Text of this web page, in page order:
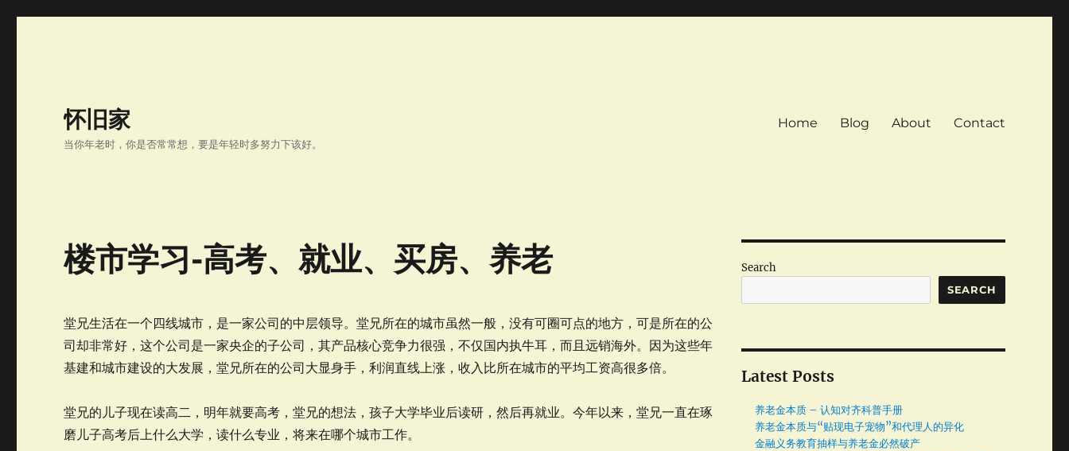
怀旧家
当你年老时，你是否常常想，要是年轻时多努力下该好。
Home Blog About Contact
楼市学习-高考、就业、买房、养老
堂兄生活在一个四线城市，是一家公司的中层领导。堂兄所在的城市虽然一般，没有可圈可点的地方，可是所在的公
司却非常好，这个公司是一家央企的子公司，其产品核心竞争力很强，不仅国内执牛耳，而且远销海外。因为这些年
基建和城市建设的大发展，堂兄所在的公司大显身手，利润直线上涨，收入比所在城市的平均工资高很多倍。
堂兄的儿子现在读高二，明年就要高考，堂兄的想法，孩子大学毕业后读研，然后再就业。今年以来，堂兄一直在琢
磨儿子高考后上什么大学，读什么专业，将来在哪个城市工作。
Search
SEARCH
Latest Posts
养老金本质 – 认知对齐科普手册
养老金本质与“贴现电子宠物”和代理人的异化
金融义务教育抽样与养老金必然破产